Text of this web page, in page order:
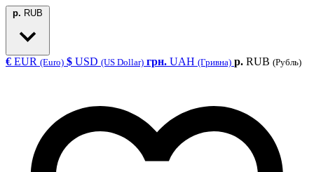
р. RUB
€ EUR (Euro) $ USD (US Dollar) грн. UAH (Гривна) р. RUB (Рубль)